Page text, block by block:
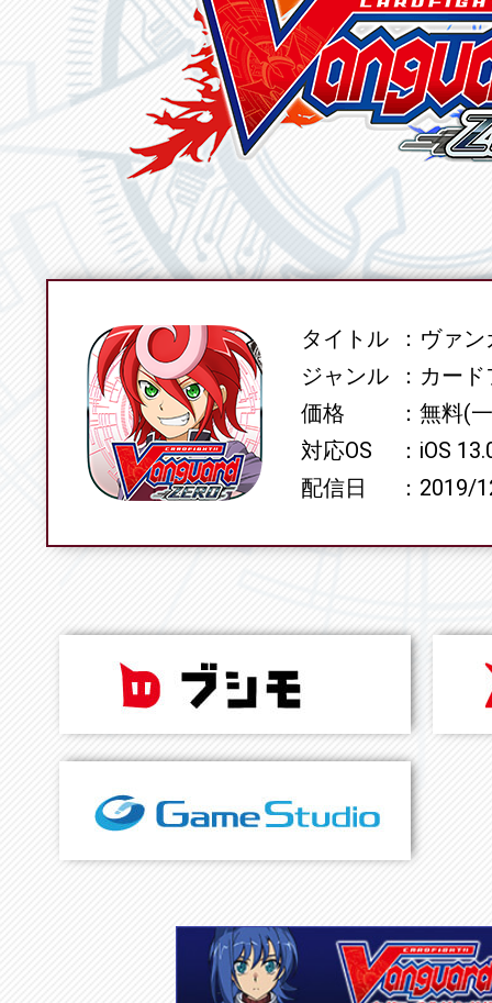
SPECタイトル
ヴァン
ジャンル
カード
価格
無料(
対応OS
iOS
配信日
2019/